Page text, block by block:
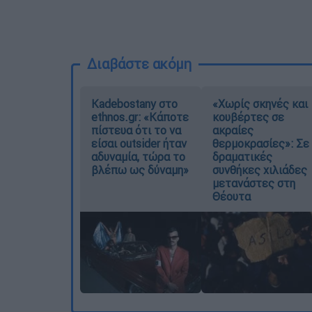
Διαβάστε ακόμη
Kadebostany στο
ethnos.gr: «Κάποτε
πίστευα ότι το να
είσαι outsider ήταν
αδυναμία, τώρα το
βλέπω ως δύναμη»
«Χωρίς σκηνές και
κουβέρτες σε
ακραίες
θερμοκρασίες»: Σε
δραματικές
συνθήκες χιλιάδες
μετανάστες στη
Θέουτα